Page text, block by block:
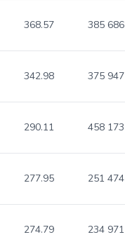
368.57 385
342.98 375
290.11 458
277.95 251
274.79 234